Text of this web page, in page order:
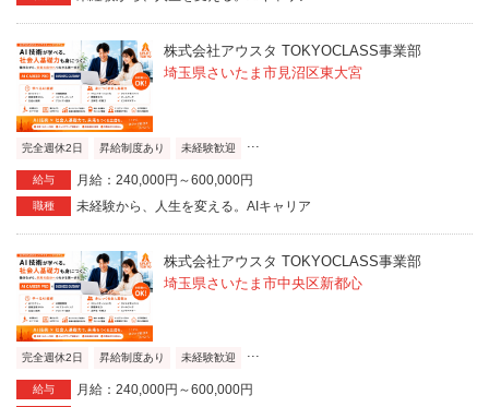
株式会社アウスタ TOKYOCLASS事業部
埼玉県さいたま市見沼区東大宮
完全週休2日 昇給制度あり 未経験歓迎
給与 月給：240,000円～600,000円
職種 未経験から、人生を変える。AIキャリア
株式会社アウスタ TOKYOCLASS事業部
埼玉県さいたま市中央区新都心
完全週休2日 昇給制度あり 未経験歓迎 ...
給与 月給：240,000円～600,000円